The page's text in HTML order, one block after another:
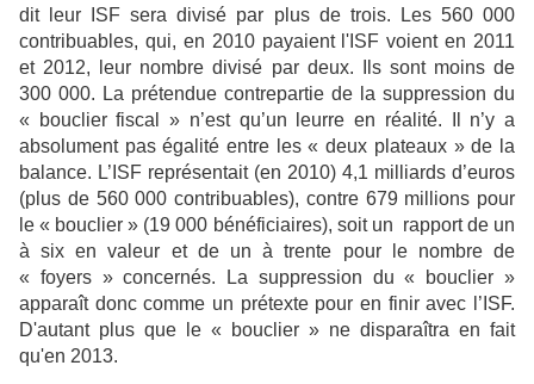
dit leur ISF sera divisé par plus de trois. Les 560 000
contribuables, qui, en 2010 payaient l'ISF voient en 2011
et 2012, leur nombre divisé par deux. Ils sont moins de
300 000. La prétendue contrepartie de la suppression du
« bouclier fiscal » n’est qu’un leurre en réalité. Il n’y a
absolument pas égalité entre les « deux plateaux » de la
balance. L’ISF représentait (en 2010) 4,1 milliards d’euros
(plus de 560 000 contribuables), contre 679 millions pour
le « bouclier » (19 000 bénéficiaires), soit un rapport de un
à six en valeur et de un à trente pour le nombre de
« foyers » concernés. La suppression du « bouclier »
apparaît donc comme un prétexte pour en finir avec l’ISF.
D'autant plus que le « bouclier » ne disparaîtra en fait
qu'en 2013.